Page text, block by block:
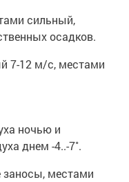
сильный,
осадков.
7-12 м/с, местами
ночью и
днем -4..-7˚.
заносы, местами